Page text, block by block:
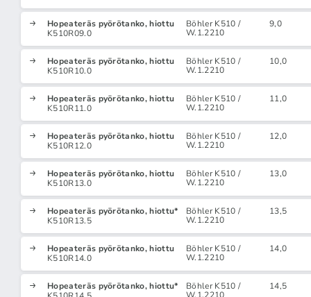
Hopeateräs pyörötanko, hiottu
K510R09.0
Böhler K510 /
W.1.2210
9,0
Hopeateräs pyörötanko, hiottu
K510R10.0
Böhler K510 /
W.1.2210
10,0
Hopeateräs pyörötanko, hiottu
K510R11.0
Böhler K510 /
W.1.2210
11,0
Hopeateräs pyörötanko, hiottu
K510R12.0
Böhler K510 /
W.1.2210
12,0
Hopeateräs pyörötanko, hiottu
K510R13.0
Böhler K510 /
W.1.2210
13,0
Hopeateräs pyörötanko, hiottu*
K510R13.5
Böhler K510 /
W.1.2210
13,5
Hopeateräs pyörötanko, hiottu
K510R14.0
Böhler K510 /
W.1.2210
14,0
Hopeateräs pyörötanko, hiottu*
Böhler K510 /
14,5